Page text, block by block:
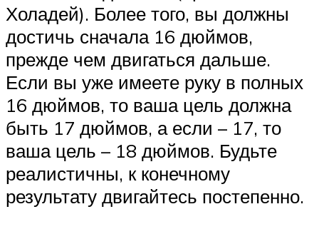
Холадей). Более того, вы должны
достичь сначала 16 дюймов,
прежде чем двигаться дальше.
Если вы уже имеете руку в полных
16 дюймов, то ваша цель должна
быть 17 дюймов, а если – 17, то
ваша цель – 18 дюймов. Будьте
реалистичны, к конечному
результату двигайтесь постепенно.